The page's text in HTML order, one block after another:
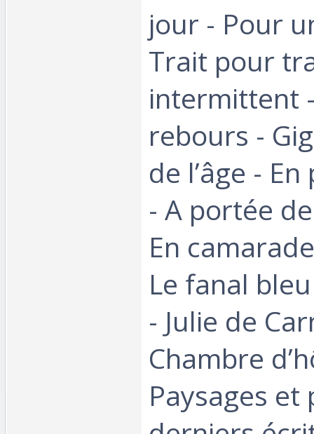
jour - Pour
Trait pour
intermittent
rebours -
de l’âge -
- A portée
En
Le fanal
- Julie de
Chambre
Paysages